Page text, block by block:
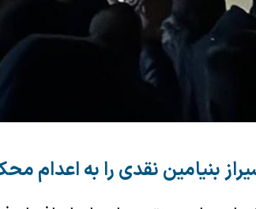
بنیامین نقدی را به اعدام